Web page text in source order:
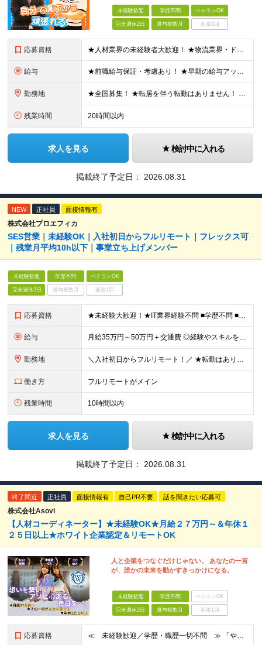
未経験歓迎 学歴不問 ベテランOK
完全週休2日 賞与複数月 面接1回
応募資格 ★人材業界の未経験者大歓迎！ ★物流業界・ドライバー経験は不問！ ★学歴不問！ ★第二新卒歓迎！ ★ブランクOK！ ＼こんな方にピッタリです！／ ・「圧倒的No.1」を目指す環境で、熱く働きたい方
給与 ★前職給与保証・考慮あり！ ★早期の給与アップが可能です 月給24万9113円以上＋賞与年2回＋各種手当 ※経験やスキルを考慮し決定します。 ※試用期間6カ月（その間の給与・待遇に差異はありません
勤務地 ★全国募集！ ★転居を伴う転勤はありません！ ★U・Iターン歓迎！ ＼本社／ 東京都新宿区西新宿1-20-3 西新宿髙木ビル2階 ＼希望の拠点・営業所に配属します！／ 【北海道・東北エリア】 北海
残業時間 20時間以内
求人を見る 検討中に入れる
掲載終了予定日： 2026.08.31
NEW 正社員 面接情報有
株式会社プロエフィカ
SES営業｜未経験OK｜入社初日からフルリモート｜フレックス可
｜残業月平均10h以下｜事業立ち上げメンバー
未経験歓迎 学歴不問 ベテランOK
完全週休2日 賞与複数月 面接1回
応募資格 ★未経験大歓迎！★IT業界経験不問 ■学歴不問 ■未経験OK ★人材業界での経験や、SES経験をお持ちの方は優遇します ≪こんな方は今すぐご応募ください≫ □自由度の高い働き方がしたい □誰かの役
給与 月給35万円～50万円＋交通費 ◎経験やスキルを考慮し、最大限優遇します ◎上記月給は固定残業代月40時間分(月10万9,375～)を含みます。残業時間が超過した場合はその分追加支給します ◎試用期
勤務地 ＼入社初日からフルリモート！／ ★転勤はありません ★お客様先を訪問するときなどは直行直帰可 ■本社 東京都品川区西五反田3丁目15-6 リードシー目黒不動前ビル1-04 ※(変更の範囲)上記を
働き方 フルリモートがメイン
残業時間 10時間以内
求人を見る 検討中に入れる
掲載終了予定日： 2026.08.31
終了間近 正社員 面接情報有 自己PR不要 話を聞きたい応募可
株式会社Asovi
【人材コーディネーター】★未経験OK★月給２７万円～＆年休１
２５日以上★ホワイト企業認定＆リモートOK
人と企業をつなぐだけじゃない。 あなたの一言
が、誰かの未来を動かすきっかけになる。
未経験歓迎 学歴不問 ベテランOK
完全週休2日 賞与複数月 面接1回
応募資格 ≪ 未経験歓迎／学歴・職歴一切不問 ≫ 「やりたいことはまだ決まっていないけど、何かを始めたい」 「人と関わる仕事に興味がある」——そんな方も大歓迎です！ Asoviでは、“今まで”よりも“これから